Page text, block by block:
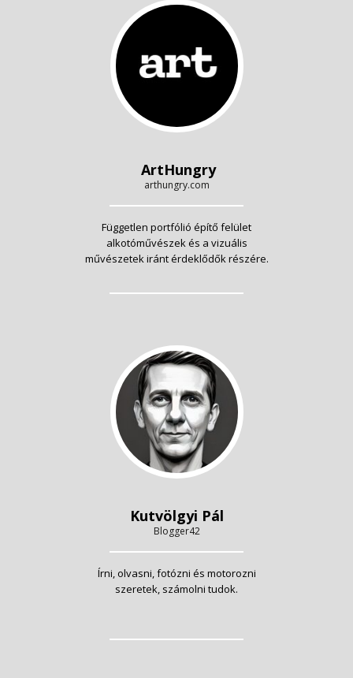
ArtHungry
arthungry.com
Független portfólió építő felület
alkotóművészek és a vizuális
művészetek iránt érdeklődők részére.
Kutvölgyi Pál
Blogger42
Írni, olvasni, fotózni és motorozni
szeretek, számolni tudok.